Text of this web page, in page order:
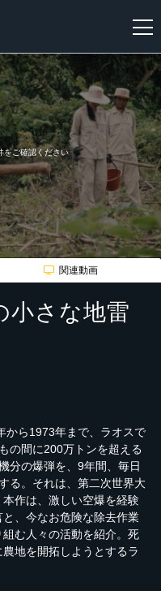
新
規
登
録
をご確認ください
関連動画
小さな地雷
から1973年まで、ラオスで
の間に200万トンを超える
分の爆弾を、9年間、毎日
る。それは、第二次世界大
作は、激しい空爆を経験
、今なお危険な除去作業
む人々の活動を紹介。死
地を開拓しようとするラ